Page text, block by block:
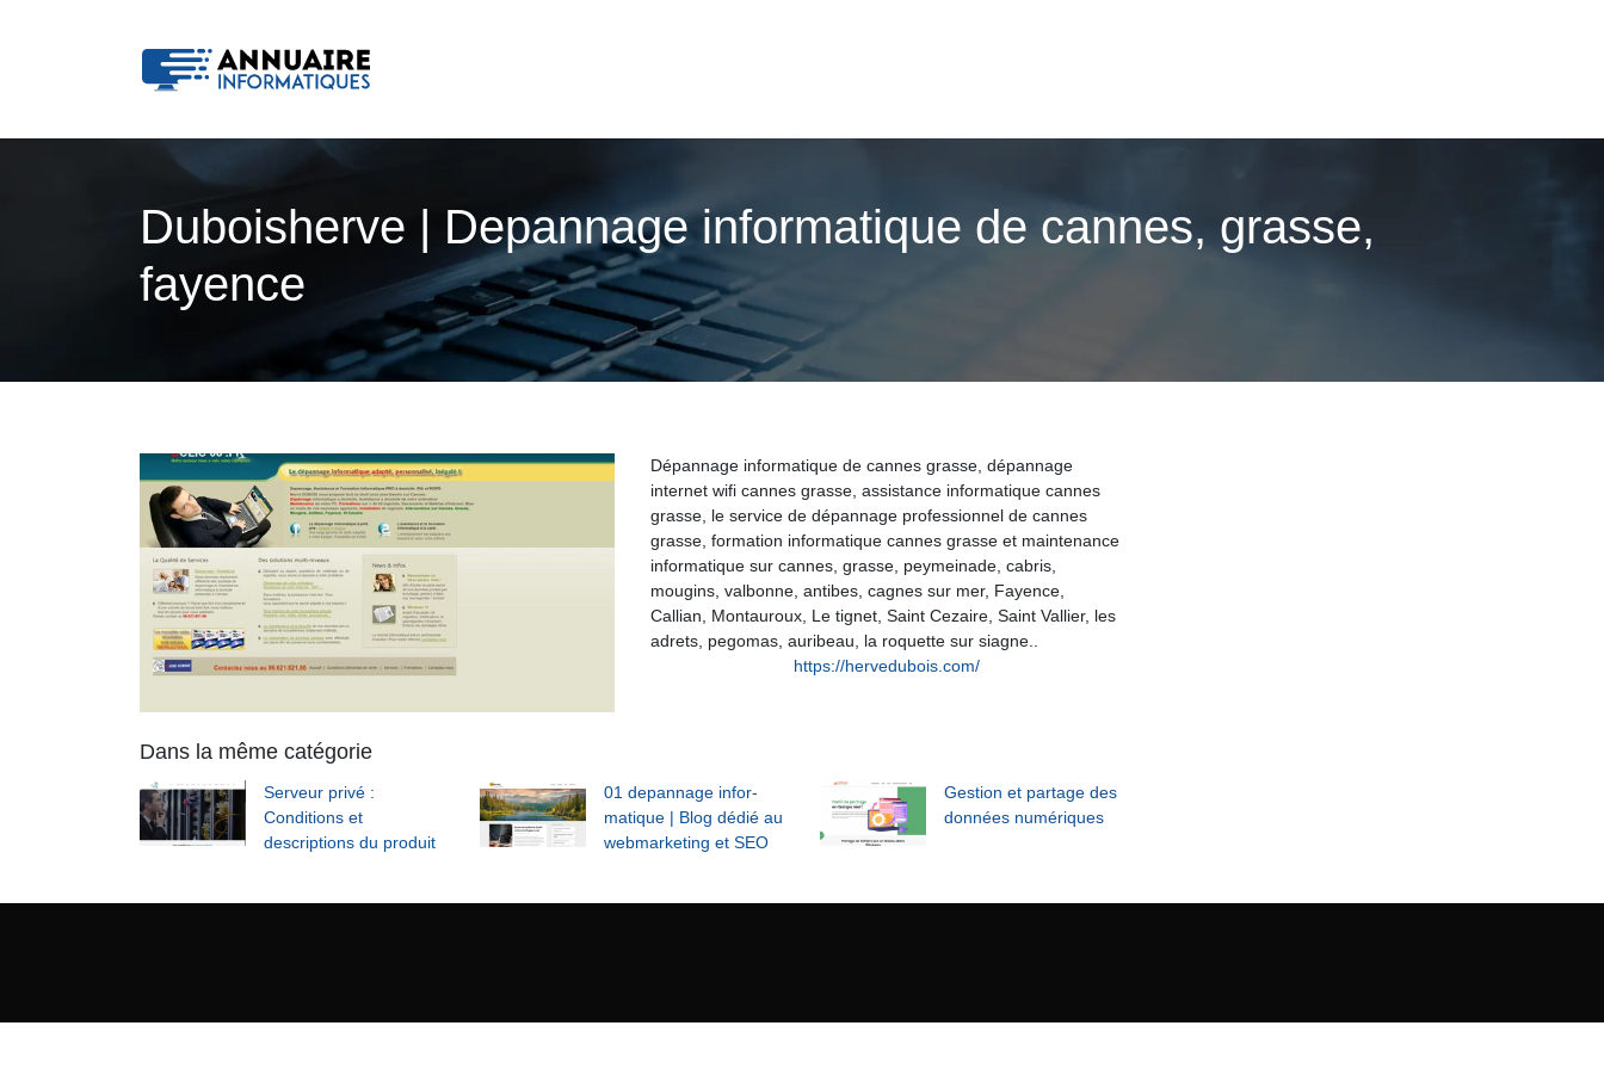
Duboisherve | Depannage infor­mati­que de cannes, grasse,
fayence
Dépannage informatique de cannes grasse, dépannage
internet wifi cannes grasse, assistance informatique cannes
grasse, le service de dépannage professionnel de cannes
grasse, formation informatique cannes grasse et maintenance
informatique sur cannes, grasse, peymeinade, cabris,
mougins, valbonne, antibes, cagnes sur mer, Fayence,
Callian, Montauroux, Le tignet, Saint Cezaire, Saint Vallier, les
adrets, pegomas, auribeau, la roquette sur siagne..
https://hervedubois.com/
Dans la même catégorie
Serveur privé :
Conditions et
descriptions du produit
01 depannage infor­
mati­que | Blog dédié au
web­mar­ke­ting et SEO
Gestion et partage des
données numériques